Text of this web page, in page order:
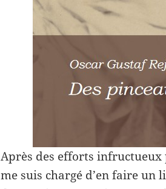
Après des efforts
me suis chargé d’en faire